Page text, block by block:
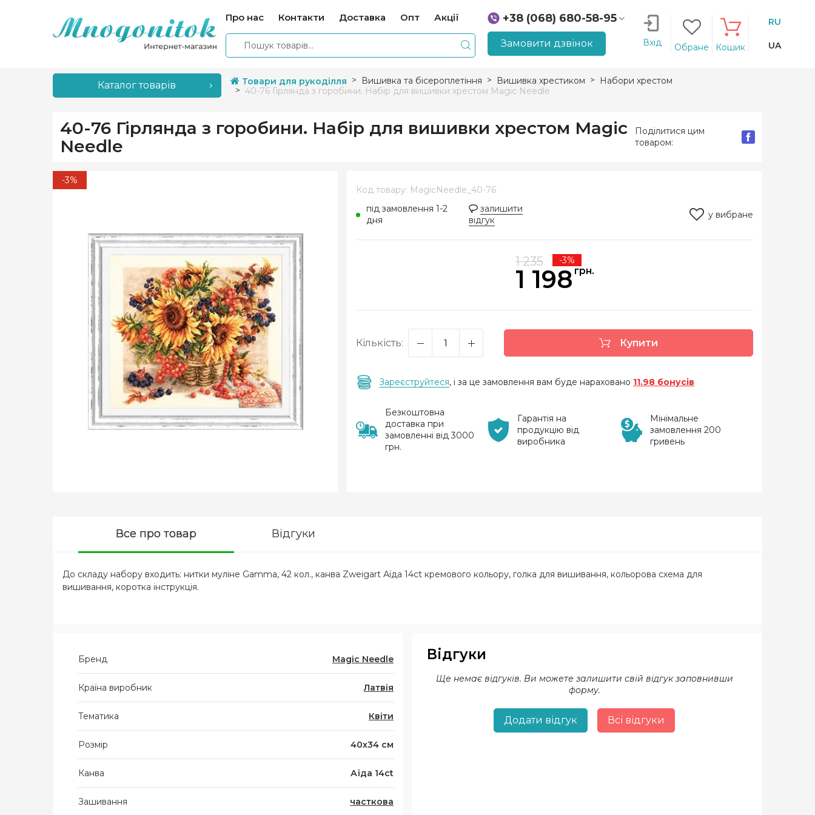
Про нас Контакти Доставка Опт Акції
+38 (068) 680-58-95
+38 (066) 207-14-90
Замовити дзвінок Вхід Обране Кошик
RU
UA
Каталог товарів Товари для рукоділля Вишивка та бісероплетіння Вишивка хрестиком
Набори хрестом
40-76 Гірлянда з горобини. Набір для вишивки хрестом Magic Needle
40-76 Гірлянда з горобини. Набір для вишивки хрестом Magic
Needle
Поділитися цим
товаром:
-3%
Код товару: MagicNeedle_40-76
під замовлення 1-2
дня
залишити
відгук
у вибране
1 235 -3%
1 198 грн.
Кількість: Купити
Зареєструйтеся, і за це замовлення вам буде нараховано 11.98 бонусів
Безкоштовна
доставка при
замовленні від 3000
грн.
Гарантія на
продукцію від
виробника
Мінімальне
замовлення 200
гривень
Все про товар Відгуки
До складу набору входить: нитки муліне Gamma, 42 кол., канва Zweigart Аїда 14ct кремового кольору, голка для вишивання, кольорова схема для
вишивання, коротка інструкція.
Бренд Magic Needle
Країна виробник Латвія
Тематика Квіти
Розмір 40х34 см
Канва Аїда 14ct
Зашивання часткова
Відгуки
Ще немає відгуків. Ви можете залишити свій відгук заповнивши
форму.
Додати відгук Всі відгуки